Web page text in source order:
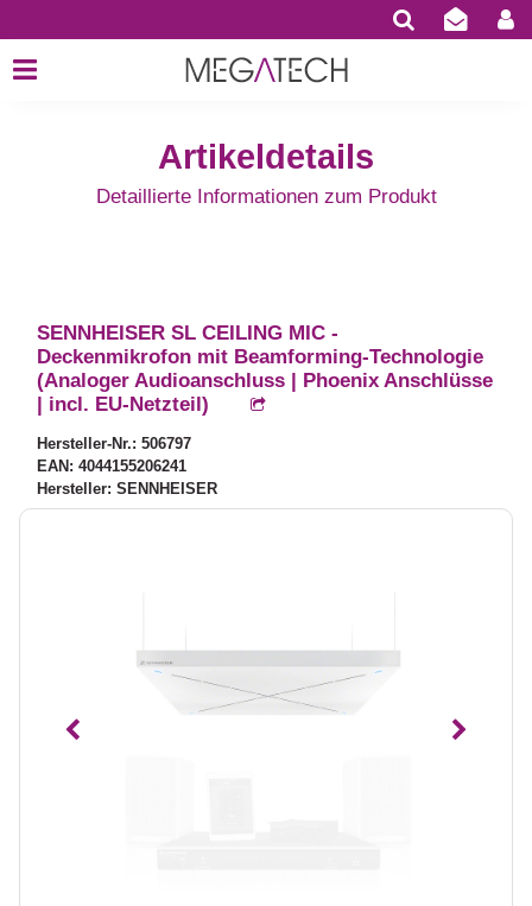
Artikeldetails
Detaillierte Informationen zum Produkt
SENNHEISER SL CEILING MIC -
Deckenmikrofon mit Beamforming-Technologie
(Analoger Audioanschluss | Phoenix Anschlüsse
| incl. EU-Netzteil)
Hersteller-Nr.: 506797
EAN: 4044155206241
Hersteller: SENNHEISER
Vorheriges